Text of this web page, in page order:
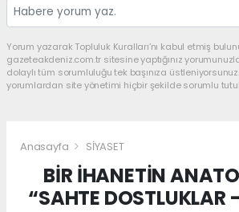
Yorum yazarak Topluluk Kuralları’nı kabul etmiş
gazeteakdeniz.com.tr sitesine yaptığınız
dolaylı tüm sorumluluğu tek başınıza
yorumlardan site yönetimi hiçbir şekilde sorumlu
Anasayfa SİYASET
BİR İHANETİN
“SAHTE